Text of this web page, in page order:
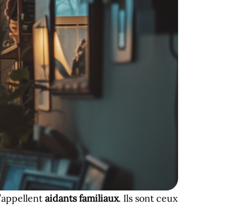
aidants familiaux. Ils sont ceux